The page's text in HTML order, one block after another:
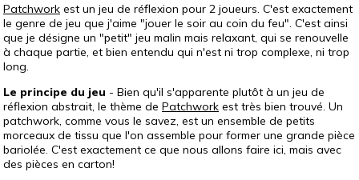
Patchwork est un jeu de réflexion pour 2 joueurs. C'est exactement
le genre de jeu que j'aime "jouer le soir au coin du feu". C'est ainsi
que je désigne un "petit" jeu malin mais relaxant, qui se renouvelle
à chaque partie, et bien entendu qui n'est ni trop complexe, ni trop
long.
Le principe du jeu - Bien qu'il s'apparente plutôt à un jeu de
réflexion abstrait, le thème de Patchwork est très bien trouvé. Un
patchwork, comme vous le savez, est un ensemble de petits
morceaux de tissu que l'on assemble pour former une grande pièce
bariolée. C'est exactement ce que nous allons faire ici, mais avec
des pièces en carton!